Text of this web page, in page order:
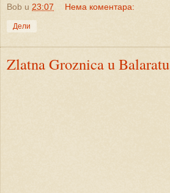
Bob u 23:07 Нема коментара:
Дели
Zlatna Groznica u Balaratu